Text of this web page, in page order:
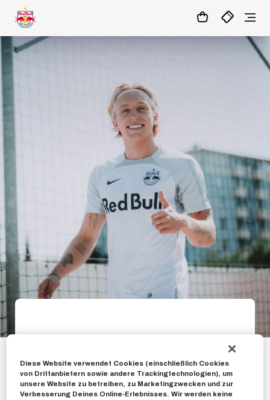
MATCHCENTER
Trainingssession von
Mads Bidstrup
Diese Website verwendet Cookies (einschließlich Cookies
von Drittanbietern sowie andere Trackingtechnologien), um
unsere Website zu betreiben, zu Marketingzwecken und zur
Verbesserung Deines Online-Erlebnisses. Wir werden keine